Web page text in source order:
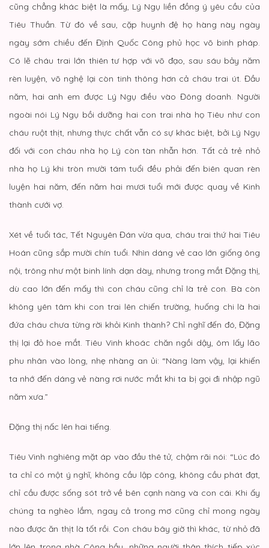
cũng chẳng khác biệt là mấy, Lý Ngụ liền đồng ý yêu cầu của
Tiêu Thuần. Từ đó về sau, cặp huynh đệ họ hàng này ngày
ngày sớm chiều đến Định Quốc Công phủ học võ binh pháp.
Có lẽ cháu trai lớn thiên tư hợp với võ đạo, sau sáu bảy năm
rèn luyện, võ nghệ lại còn tinh thông hơn cả cháu trai út. Đầu
năm, hai anh em được Lý Ngụ điều vào Đông doanh. Người
ngoài nói Lý Ngụ bồi dưỡng hai con trai nhà họ Tiêu như con
cháu ruột thịt, nhưng thực chất vẫn có sự khác biệt, bởi Lý Ngụ
đối với con cháu nhà họ Lý còn tàn nhẫn hơn. Tất cả trẻ nhỏ
nhà họ Lý khi tròn mười tám tuổi đều phải đến biên quan rèn
luyện hai năm, đến năm hai mươi tuổi mới được quay về Kinh
thành cưới vợ.
Xét về tuổi tác, Tết Nguyên Đán vừa qua, cháu trai thứ hai Tiêu
Hoán cũng sắp mười chín tuổi. Nhìn dáng vẻ cao lớn giống ông
nội, trông như một binh lính dạn dày, nhưng trong mắt Đặng thị,
dù cao lớn đến mấy thì con cháu cũng chỉ là trẻ con. Bà còn
không yên tâm khi con trai lên chiến trường, huống chi là hai
đứa cháu chưa từng rời khỏi Kinh thành? Chỉ nghĩ đến đó, Đặng
thị lại đỏ hoe mắt. Tiêu Vinh khoác chăn ngồi dậy, ôm lấy lão
phu nhân vào lòng, nhẹ nhàng an ủi: “Nàng làm vậy, lại khiến
ta nhớ đến dáng vẻ nàng rơi nước mắt khi ta bị gọi đi nhập ngũ
năm xưa.”
Đặng thị nấc lên hai tiếng.
Tiêu Vinh nghiêng mặt áp vào đầu thê tử, chậm rãi nói: “Lúc đó
ta chỉ có một ý nghĩ, không cầu lập công, không cầu phát đạt,
chỉ cầu được sống sót trở về bên cạnh nàng và con cái. Khi ấy
chúng ta nghèo lắm, ngay cả trong mơ cũng chỉ mong ngày
nào được ăn thịt là tốt rồi. Con cháu bây giờ thì khác, từ nhỏ đã